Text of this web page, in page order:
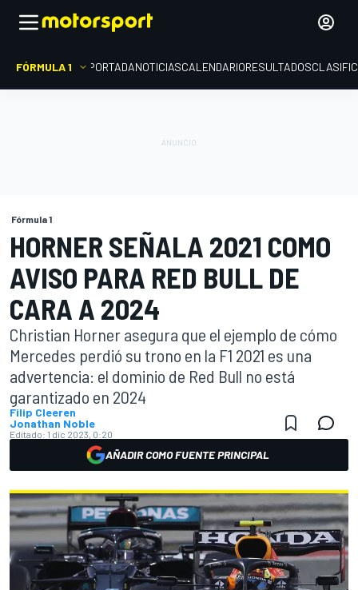
FÓRMULA 1 PORTADANOTICIASCALENDARIORESULTADOS
Fórmula 1
HORNER SEÑALA 2021 COMO
AVISO PARA RED BULL DE
CARA A 2024
Christian Horner asegura que el ejemplo de cómo
Mercedes perdió su trono en la F1 2021 es una
advertencia: el dominio de Red Bull no está
garantizado en 2024
Filip Cleeren
Jonathan Noble
Editado: 1 dic 2023, 0:20
AÑADIR COMO FUENTE PRINCIPAL